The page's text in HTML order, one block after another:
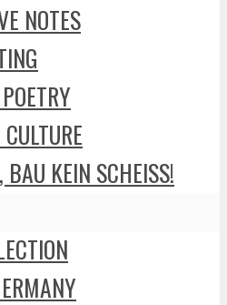
NOTES
BAU KEIN SCHEISS!